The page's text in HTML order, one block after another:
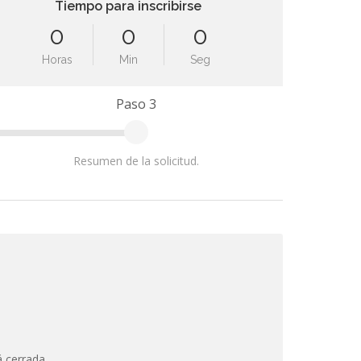
Tiempo para inscribirse
0
Horas
0
Min
0
Seg
Paso 3
Resumen de la solicitud.